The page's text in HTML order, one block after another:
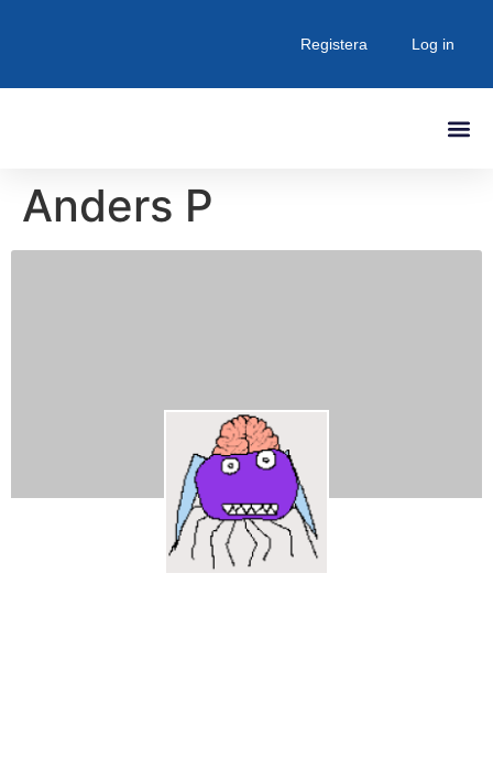
Registera Log in
Anders P